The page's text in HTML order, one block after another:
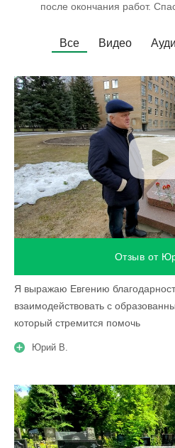
после окончания работ.
Все Видео
Отзыв от
Я выражаю Евгению
взаимодействовать с
который стремится помочь
Юрий В.